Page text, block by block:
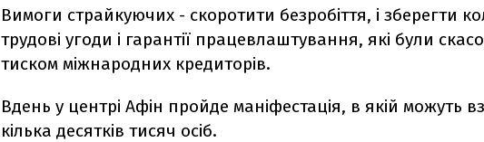
Вимоги страйкуючих - скоротити безробіття, і зберегти
трудові угоди і гарантії працевлаштування, які були
тиском міжнародних кредиторів.
Вдень у центрі Афін пройде маніфестація, в якій можуть
кілька десятків тисяч осіб.